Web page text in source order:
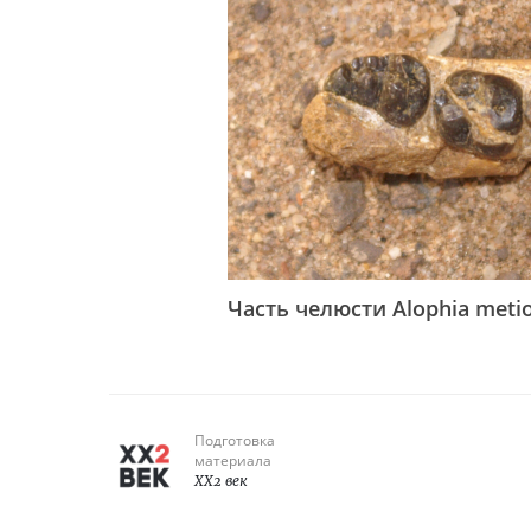
Часть челюсти Alophia
Подготовка
материала
XX2 век